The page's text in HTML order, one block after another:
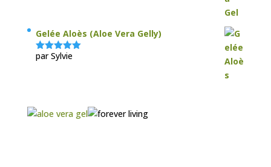
Gelée Aloès (Aloe Vera Gelly)
Note5sur
par Sylvie